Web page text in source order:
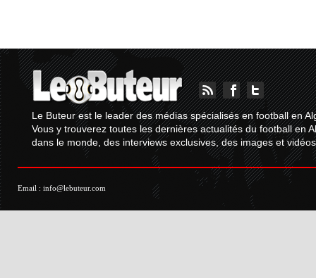
Le Buteur est le leader des médias spécialisés en football en
Vous y trouverez toutes les dernières actualités du football en
dans le monde, des interviews exclusives, des images et
Email : info@lebuteur.com